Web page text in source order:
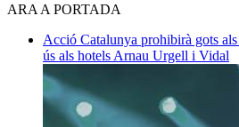
ARA A PORTADA
Acció Catalunya prohibirà gots
ús als hotels Arnau Urgell i Vidal